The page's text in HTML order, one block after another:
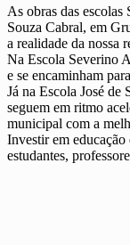
As obras das escolas
Souza Cabral, em
a realidade da nossa
Na Escola Severino
e se encaminham
Já na Escola José de
seguem em ritmo
municipal com a
Investir em
estudantes,